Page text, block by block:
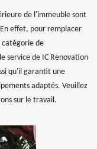
de l'immeuble sont
effet, pour remplacer
catégorie de
service de IC Renovation
qu'il garantit une
adaptés. Veuillez
sur le travail.